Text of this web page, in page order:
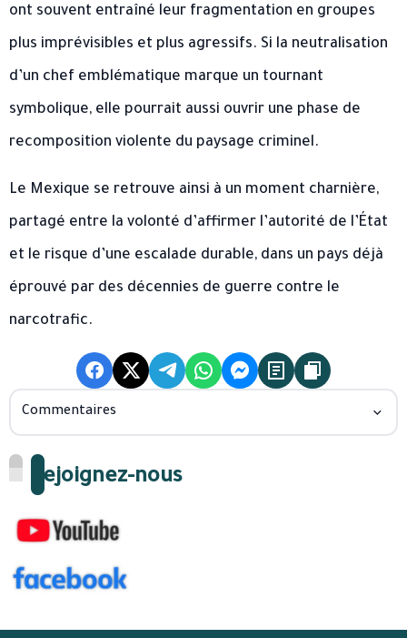
ont souvent entraîné leur fragmentation en groupes
plus imprévisibles et plus agressifs. Si la neutralisation
d’un chef emblématique marque un tournant
symbolique, elle pourrait aussi ouvrir une phase de
recomposition violente du paysage criminel.
Le Mexique se retrouve ainsi à un moment charnière,
partagé entre la volonté d’affirmer l’autorité de l’État
et le risque d’une escalade durable, dans un pays déjà
éprouvé par des décennies de guerre contre le
narcotrafic.
Commentaires
Rejoignez-nous